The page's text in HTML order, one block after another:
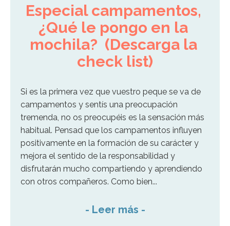
Especial campamentos,
¿Qué le pongo en la
mochila?  (Descarga la
check list)
Si es la primera vez que vuestro peque se va de
campamentos y sentís una preocupación
tremenda, no os preocupéis es la sensación más
habitual. Pensad que los campamentos influyen
positivamente en la formación de su carácter y
mejora el sentido de la responsabilidad y
disfrutarán mucho compartiendo y aprendiendo
con otros compañeros. Como bien...
- Leer más -